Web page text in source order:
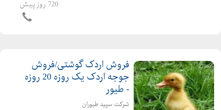
صورت عمده و خرده بهترین قیمت جوجه
720 روز پیش
فروش اردک گوشتی/فروش
جوجه اردک یک روزه 20 روزه
- طیور
شرکت سپید طیوران